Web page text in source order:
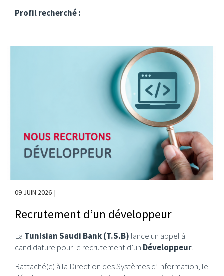
Profil recherché :
09 JUIN 2026
Recrutement d’un développeur
La Tunisian Saudi Bank (T.S.B) lance un appel à
candidature pour le recrutement d’un Développeur.
Rattaché(e) à la Direction des Systèmes d’Information, le